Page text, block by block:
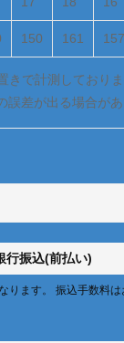
150 161 157
で計測しておりま
差が出る場合があ
行振込(前払い)
ります。 振込手数料